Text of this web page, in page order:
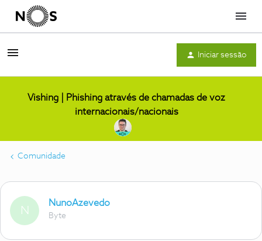
Menu
Iniciar sessão
Vishing | Phishing através de chamadas de voz
internacionais/nacionais
Comunidade
N
NunoAzevedo
Byte